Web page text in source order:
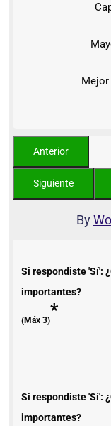
By
Si respondiste 'Sí':
importantes?
(Máx 3)*
Si respondiste 'Sí':
importantes?